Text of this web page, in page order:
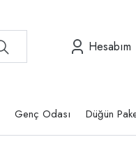
Hesabım
Genç Odası Düğün